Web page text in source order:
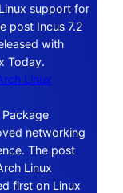
support for
post Incus 7.2
with
Today.
Linux
Package
networking
The post
Linux
first on Linux